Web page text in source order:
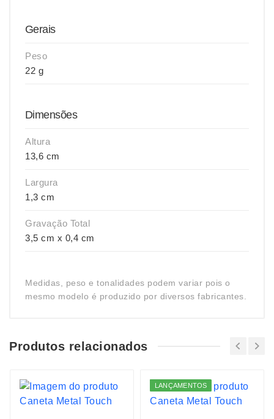
Gerais
Peso
22 g
Dimensões
Altura
13,6 cm
Largura
1,3 cm
Gravação Total
3,5 cm x 0,4 cm
Medidas, peso e tonalidades podem variar pois o
mesmo modelo é produzido por diversos fabricantes.
Produtos relacionados
LANÇAMENTOS